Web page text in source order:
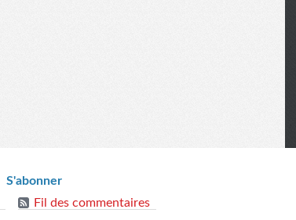
S'abonner
Fil des commentaires